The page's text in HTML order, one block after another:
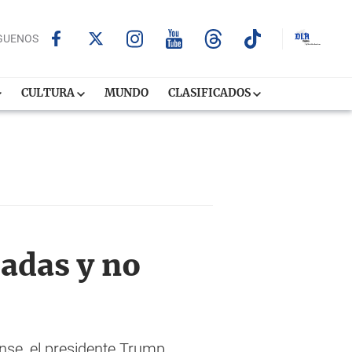
CULTURA MUNDO CLASIFICADOS
y no